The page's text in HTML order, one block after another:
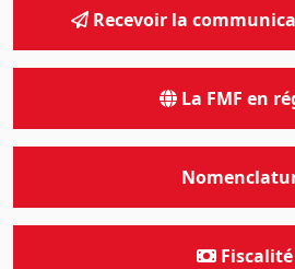
Recevoir la
La FMF en
Fiscalité